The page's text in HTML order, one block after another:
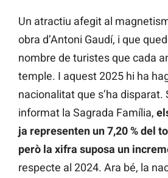
Un atractiu afegit al
obra d’Antoni Gaudí, i que
nombre de turistes que cada
temple. I aquest 2025 hi ha
nacionalitat que s’ha disparat.
informat la Sagrada Família,
ja representen un 7,20 % del
però la xifra suposa un
respecte al 2024. Ara bé, la